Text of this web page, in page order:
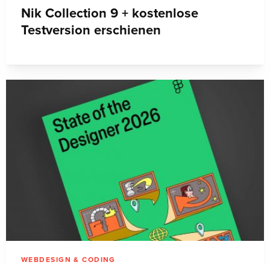
Nik Collection 9 + kostenlose
Testversion erschienen
WEBDESIGN & CODING